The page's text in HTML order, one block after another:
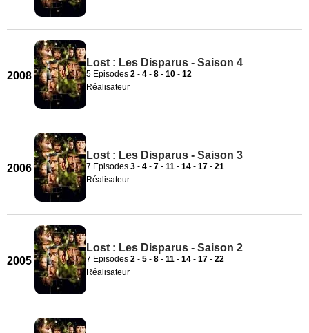
2008
Lost : Les Disparus - Saison 4
5 Episodes 2 - 4 - 8 - 10 - 12
Réalisateur
2006
Lost : Les Disparus - Saison 3
7 Episodes 3 - 4 - 7 - 11 - 14 - 17 - 21
Réalisateur
2005
Lost : Les Disparus - Saison 2
7 Episodes 2 - 5 - 8 - 11 - 14 - 17 - 22
Réalisateur